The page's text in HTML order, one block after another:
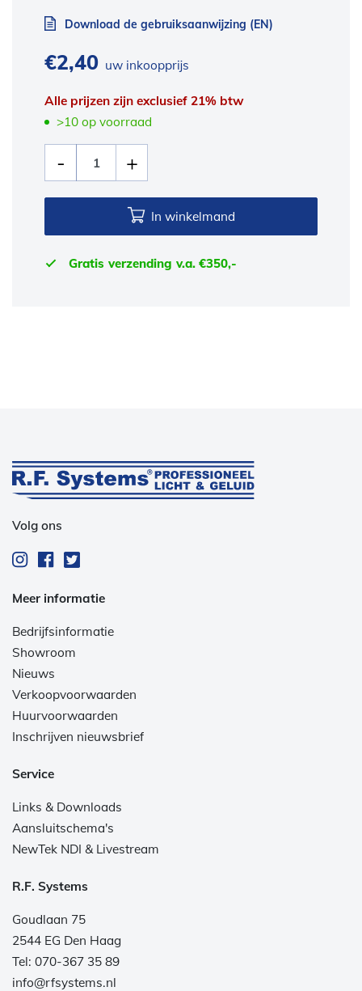
Download de gebruiksaanwijzing (EN)
€2,40 uw inkoopprijs
Alle prijzen zijn exclusief 21% btw
>10 op voorraad
In winkelmand
Gratis verzending v.a. €350,-
Volg ons
Meer informatie
Bedrijfsinformatie
Showroom
Nieuws
Verkoopvoorwaarden
Huurvoorwaarden
Inschrijven nieuwsbrief
Service
Links & Downloads
Aansluitschema's
NewTek NDI & Livestream
R.F. Systems
Goudlaan 75
2544 EG Den Haag
Tel: 070-367 35 89
info@rfsystems.nl